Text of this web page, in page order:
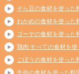
そら豆の食材を使った
わかめの食材を使った
ゴーヤの食材を使った
鶏肉 すべての食材を
ごぼうの食材を使った
牛肉の食材を使った料